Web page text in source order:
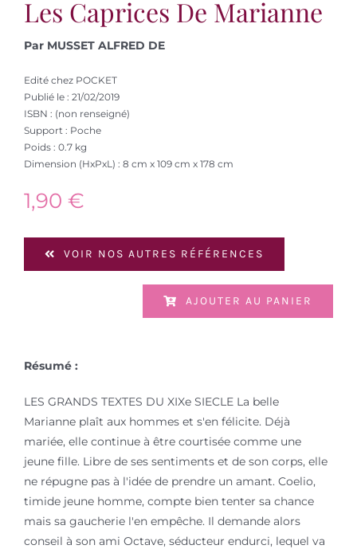
Les Caprices De Marianne
Par MUSSET ALFRED DE
Edité chez POCKET
Publié le : 21/02/2019
ISBN : (non renseigné)
Support : Poche
Poids : 0.7 kg
Dimension (HxPxL) : 8 cm x 109 cm x 178 cm
1,90 €
VOIR NOS AUTRES RÉFÉRENCES
AJOUTER AU PANIER
Résumé :
LES GRANDS TEXTES DU XIXe SIECLE La belle
Marianne plaît aux hommes et s'en félicite. Déjà
mariée, elle continue à être courtisée comme une
jeune fille. Libre de ses sentiments et de son corps, elle
ne répugne pas à l'idée de prendre un amant. Coelio,
timide jeune homme, compte bien tenter sa chance
mais sa gaucherie l'en empêche. Il demande alors
conseil à son ami Octave, séducteur endurci, lequel va